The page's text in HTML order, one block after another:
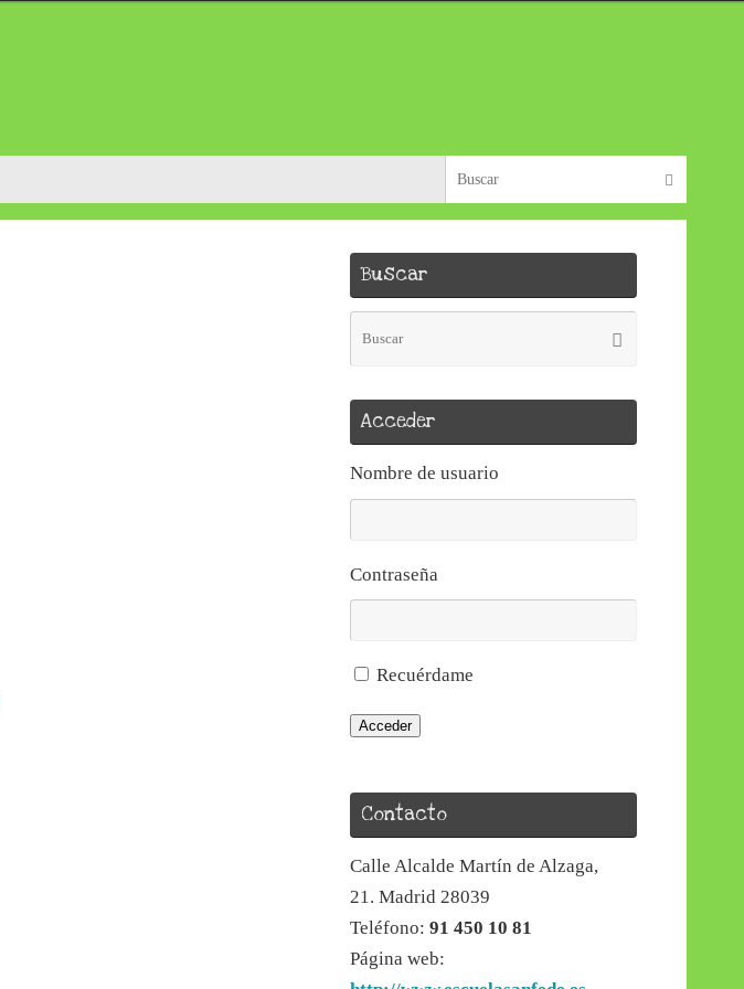
Buscar
Buscar
Buscar
Acceder
Nombre de usuario
Contraseña
Recuérdame
Acceder
Contacto
Calle Alcalde Martín de Alzaga,
21. Madrid 28039
Teléfono: 91 450 10 81
Página web: